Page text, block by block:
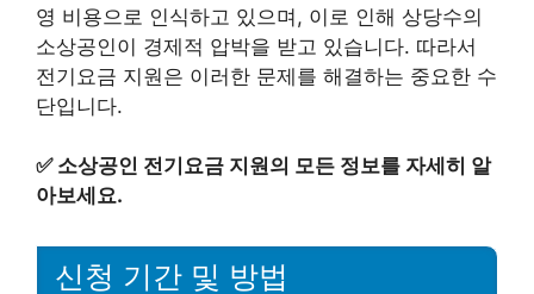
영 비용으로 인식하고 있으며, 이로 인해 상당수의
소상공인이 경제적 압박을 받고 있습니다. 따라서
전기요금 지원은 이러한 문제를 해결하는 중요한 수
단입니다.
✅ 소상공인 전기요금 지원의 모든 정보를 자세히 알
아보세요.
신청 기간 및 방법